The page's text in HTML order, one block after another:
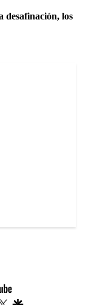
desafinación, los
youtube-
footer
twitter